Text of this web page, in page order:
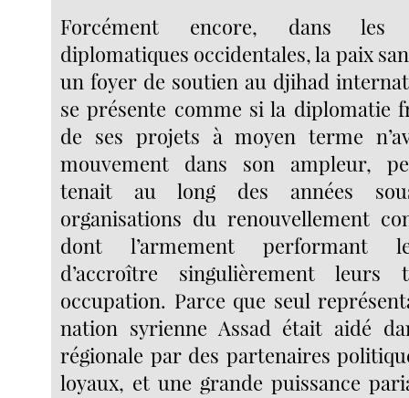
Forcément encore, dans les
diplomatiques occidentales, la paix
un foyer de soutien au djihad
se présente comme si la diplomatie
de ses projets à moyen terme
mouvement dans son ampleur,
tenait au long des années
organisations du renouvellement
dont l’armement performant
d’accroître singulièrement leurs
occupation. Parce que seul
nation syrienne Assad était aidé
régionale par des partenaires
loyaux, et une grande puissance